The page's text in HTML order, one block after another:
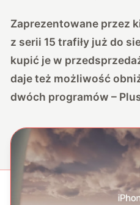
Zaprezentowane przez
z serii 15 trafiły już do
kupić je w
daje też możliwość
dwóch programów –